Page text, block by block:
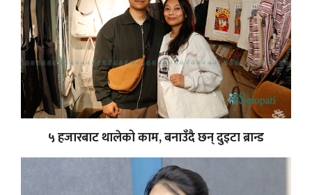
५ हजारबाट थालेको काम, बनाउँदै छन् दुइटा ब्रान्ड